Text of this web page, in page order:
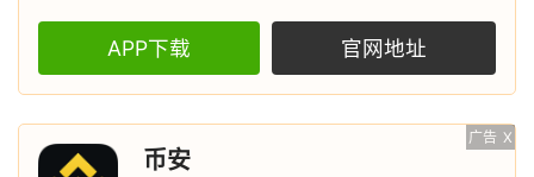
APP下载 官网地址
广告 X
币安